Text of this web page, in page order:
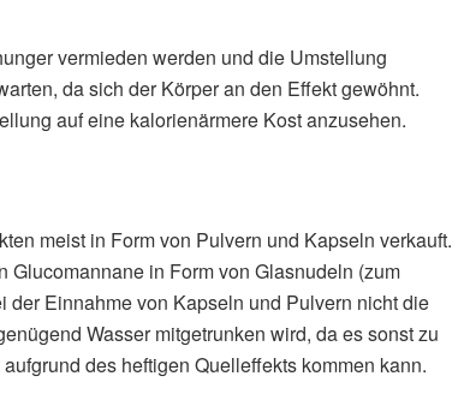
vermieden werden und die Umstellung
da sich der Körper an den Effekt gewöhnt.
auf eine kalorienärmere Kost anzusehen.
meist in Form von Pulvern und Kapseln verkauft.
in Form von Glasnudeln (zum
Einnahme von Kapseln und Pulvern nicht die
Wasser mitgetrunken wird, da es sonst zu
aufgrund des heftigen Quelleffekts kommen kann.